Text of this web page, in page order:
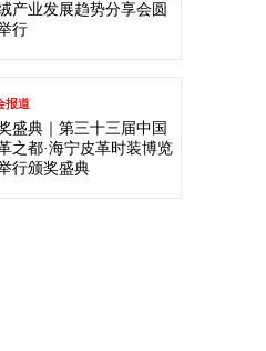
产业发展趋势分享会圆
行
报道
盛典｜第三十三届中国
之都·海宁皮革时装博览
行颁奖盛典